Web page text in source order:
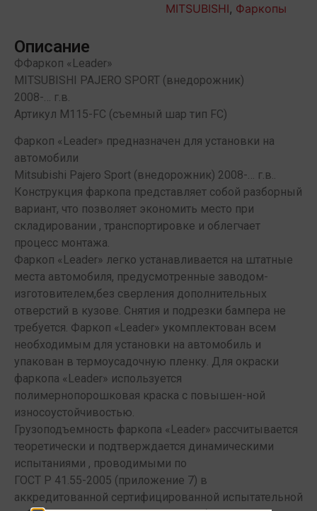
MITSUBISHI, Фаркопы
Описание
ФФаркоп «Leader»
MITSUBISHI PAJERO SPORT (внедорожник)
2008-… г.в.
Артикул M115-FC (съемный шар тип FC)
Фаркоп «Leader» предназначен для установки на
автомобили
Mitsubishi Pajero Sport (внедорожник) 2008-… г.в..
Конструкция фаркопа представляет собой разборный
вариант, что позволяет экономить место при
складировании , транспортировке и облегчает
процесс монтажа.
Фаркоп «Leader» легко устанавливается на штатные
места автомобиля, предусмотренные заводом-
изготовителем,без сверления дополнительных
отверстий в кузове. Снятия и подрезки бампера не
требуется. Фаркоп «Leader» укомплектован всем
необходимым для установки на автомобиль и
упакован в термоусадочную пленку. Для окраски
фаркопа «Leader» используется
полимернопорошковая краска с повышен-ной
износоустойчивостью.
Грузоподъемность фаркопа «Leader» рассчитывается
теоретически и подтверждается динамическими
испытаниями , проводимыми по
ГОСТ Р 41.55-2005 (приложение 7) в
аккредитованной сертифицированной испытательной